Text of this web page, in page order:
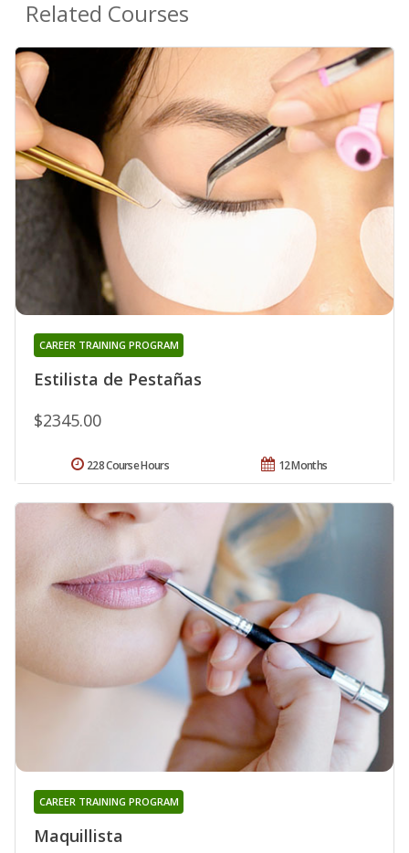
Related Courses
Estilista de Pestañas
CAREER TRAINING PROGRAM
$2345.00
12 Months
228 Course Hours
Maquillista
CAREER TRAINING PROGRAM